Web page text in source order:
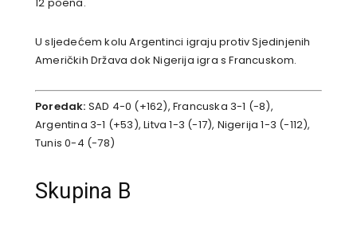
12 poena.
U sljedećem kolu Argentinci igraju protiv Sjedinjenih
Američkih Država dok Nigerija igra s Francuskom.
Poredak: SAD 4-0 (+162), Francuska 3-1 (-8),
Argentina 3-1 (+53), Litva 1-3 (-17), Nigerija 1-3 (-112),
Tunis 0-4 (-78)
Skupina B